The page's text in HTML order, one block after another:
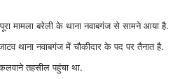
मामला बरेली के थाना नवाबगंज से सामने आया है.
थाना नवाबगंज में चौकीदार के पद पर तैनात है.
तहसील पहुंचा था.